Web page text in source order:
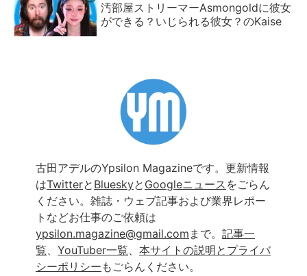
汚部屋ストリーマーAsmongoldに彼女
ができる？いじられる彼女？のKaise
古田アデルのYpsilon Magazineです。更新情報
はTwitterと Blueskyと Googleニュース をごらん
ください。雑誌・ウェブ記事および業界レポー
トなどお仕事のご依頼は
ypsilon.magazine@gmail.com まで。 記事一
覧、 YouTuber一覧、 本サイトの説明とプライバ
シーポリシー もごらんください。